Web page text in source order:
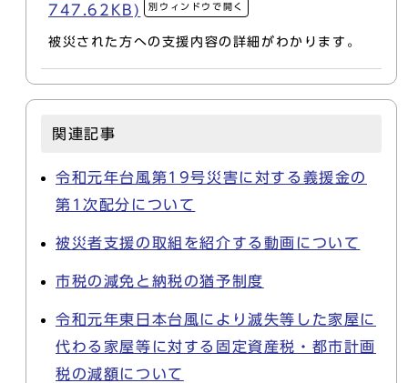
747.62KB)
別ウィンドウで開く
被災された方への支援内容の詳細がわかります。
関連記事
令和元年台風第19号災害に対する義援金の
第1次配分について
被災者支援の取組を紹介する動画について
市税の減免と納税の猶予制度
令和元年東日本台風により滅失等した家屋に
代わる家屋等に対する固定資産税・都市計画
税の減額について